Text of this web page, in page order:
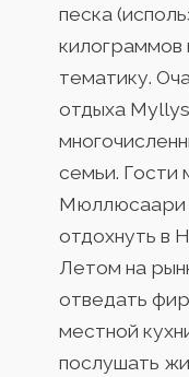
песка
килограммов
тематику.
отдыха
семьи. Гости
Мюллюсаари
отдохнуть в
Летом на
отведать
местной
послушать